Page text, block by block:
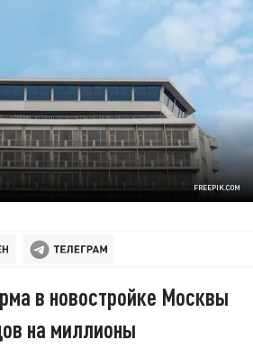
FREEPIK.COM
в новостройке Москвы
на миллионы